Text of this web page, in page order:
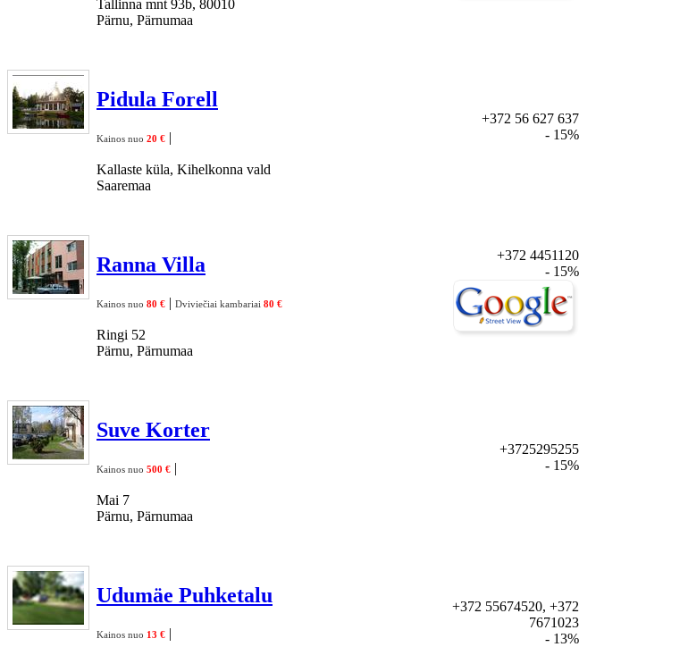
Tallinna mnt 93b, 80010
Pärnu, Pärnumaa
Pidula Forell
Kainos nuo 20 € |
Kallaste küla, Kihelkonna vald
Saaremaa
+372 56 627 637
- 15%
Ranna Villa
Kainos nuo 80 € | Dviviečiai kambariai 80 €
Ringi 52
Pärnu, Pärnumaa
+372 4451120
- 15%
Suve Korter
Kainos nuo 500 € |
Mai 7
Pärnu, Pärnumaa
+3725295255
- 15%
Udumäe Puhketalu
Kainos nuo 13 € |
+372 55674520, +372
7671023
- 13%